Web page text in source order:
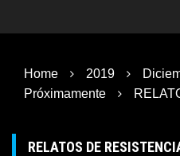
Home 2019
Próximamente
RELATOS DE